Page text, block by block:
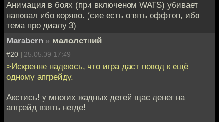
Анимация в боях (при включеном WATS) убивает
наповал ибо коряво. (сие есть опять оффтоп, ибо
тема про диалу 3)
Marabern » малолетний
#20 | 25.05.09 17:49
>Искренне надеюсь, что игра даст повод к ещё
одному апгрейду.
Акстись! у многих жадных детей щас денег на
апгрейд взять негде!